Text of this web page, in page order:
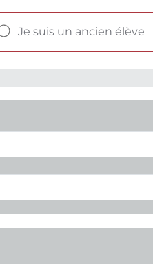
Je suis un ancien élève